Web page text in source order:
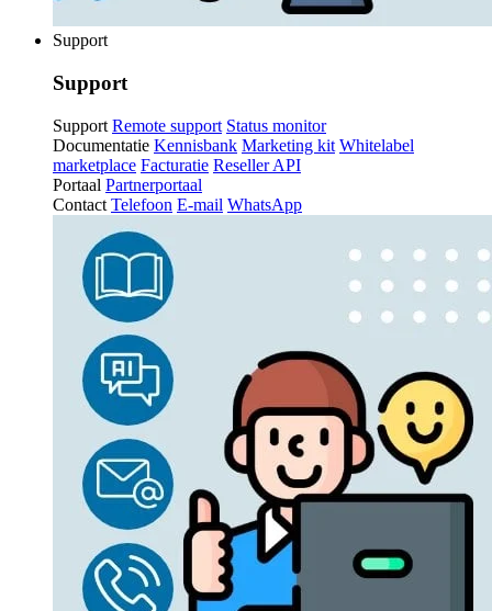
Support
Support
Support Remote support Status monitor
Documentatie Kennisbank Marketing kit Whitelabel
marketplace Facturatie Reseller API
Portaal Partnerportaal
Contact Telefoon E-mail WhatsApp